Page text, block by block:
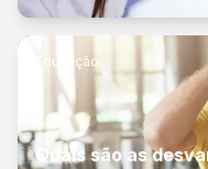
Educação
Quais são as